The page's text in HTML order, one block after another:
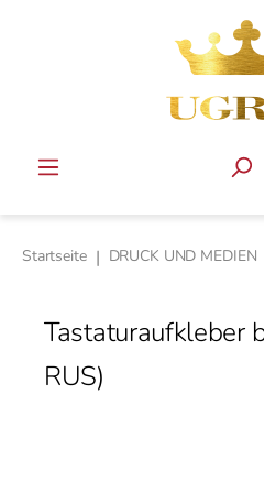
Startseite | DRUCK UND MEDIEN
Tastaturaufkleber
RUS)